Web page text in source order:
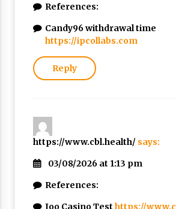
References:
Candy96 withdrawal time
https://ipcollabs.com
Reply
https://www.cbl.health/ says:
03/08/2026 at 1:13 pm
References:
Joo Casino Test https://